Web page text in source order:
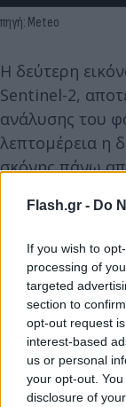
Flash.gr - Do
If you wish to
processing of
targeted
section to
opt-out request
interest-based
us or personal
your opt-out.
disclosure of
πηγή: Meteo
Η δεύτερη
Sentinel-2,
ανάλυσης του
λεπτομέρεια η
σκόνης πάνω
εμφανίζονται
νότια και